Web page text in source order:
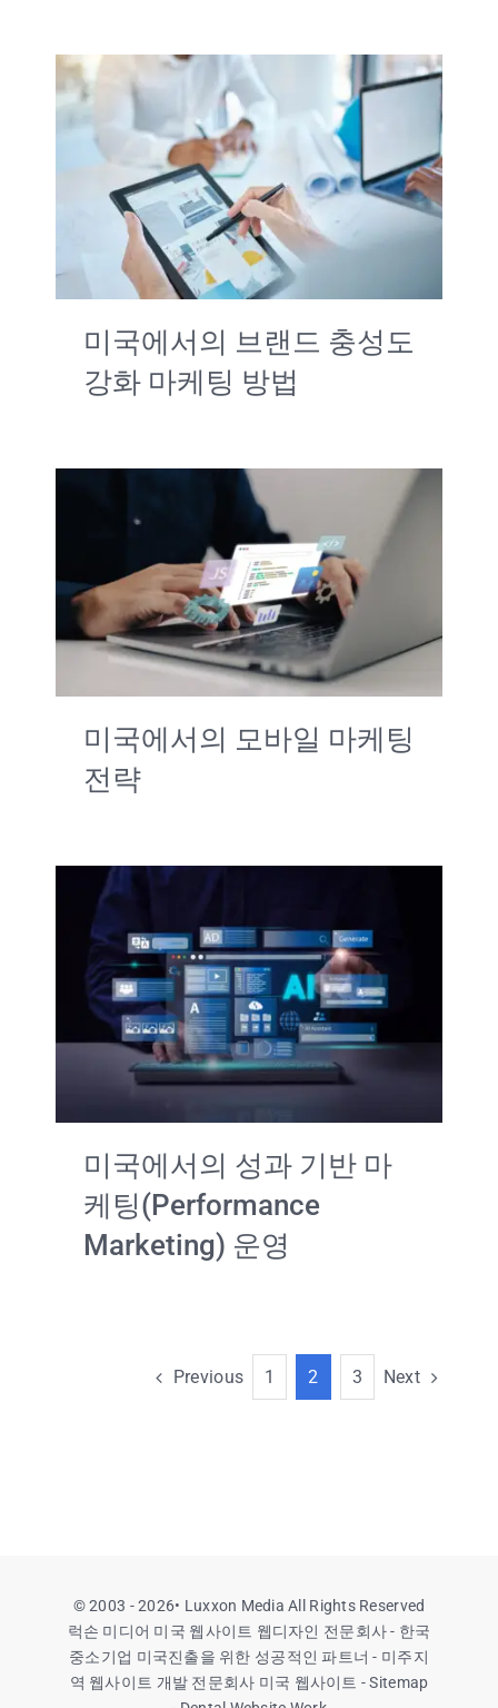
미국에서의 브랜드 충성도
강화 마케팅 방법
미국에서의 모바일 마케팅
전략
미국에서의 성과 기반 마
케팅(Performance
Marketing) 운영
Previous 1 2 3 Next
© 2003 - 2026• Luxxon Media All Rights Reserved
럭손 미디어 미국 웹사이트 웹디자인 전문회사 - 한국
중소기업 미국진출을 위한 성공적인 파트너 - 미주지
역 웹사이트 개발 전문회사 미국 웹사이트 - Sitemap